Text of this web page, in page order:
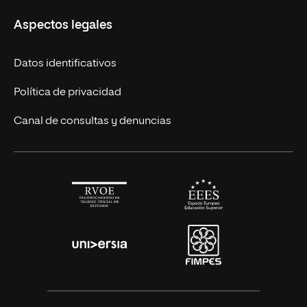
Cursos Europeos
Títulos Americanos
Alianza Newman
Nuestros alumnos
Únete a nosotros
Actualidad
Solicita información
Aspectos legales
Datos identificativos
Política de privacidad
Canal de consultas y denuncias